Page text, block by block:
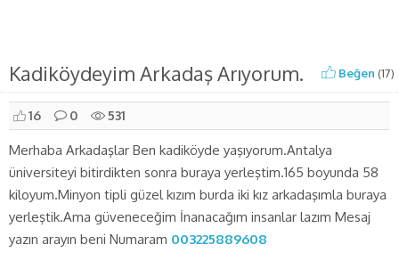
Kadiköydeyim Arkadaş Arıyorum. Beğen (17)
16 0 531
Merhaba Arkadaşlar Ben kadiköyde yaşıyorum.Antalya
üniversiteyi bitirdikten sonra buraya yerleştim.165 boyunda 58
kiloyum.Minyon tipli güzel kızım burda iki kız arkadaşımla buraya
yerleştik.Ama güveneceğim İnanacağım insanlar lazım Mesaj
yazın arayın beni Numaram 003225889608